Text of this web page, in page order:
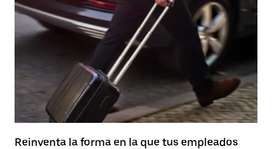
Reinventa la forma en la que tus empleados